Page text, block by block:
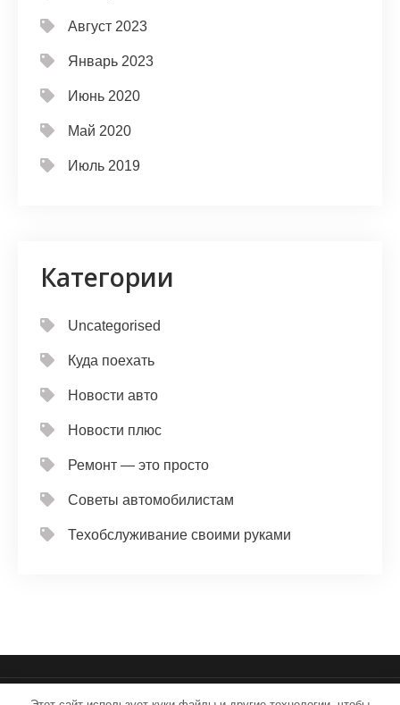
Август 2023
Январь 2023
Июнь 2020
Май 2020
Июль 2019
Категории
Uncategorised
Куда поехать
Новости авто
Новости плюс
Ремонт — это просто
Советы автомобилистам
Техобслуживание своими руками